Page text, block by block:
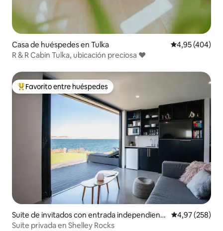
Casa de huéspedes en Tulka Calificación
4,95 (404)
R & R Cabin Tulka, ubicación preciosa ❤️
Favorito entre los huéspedes más destacados
Favorito entre huéspedes
Suite de invitados con entrada independient
e en Port Lincoln
Calificación
4,97 (258)
Suite privada en Shelley Rocks